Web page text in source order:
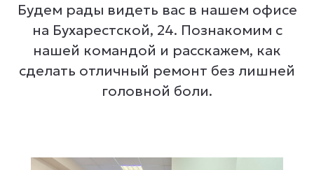
Будем рады видеть вас в нашем офисе
на Бухарестской, 24. Познакомим с
нашей командой и расскажем, как
сделать отличный ремонт без лишней
головной боли.